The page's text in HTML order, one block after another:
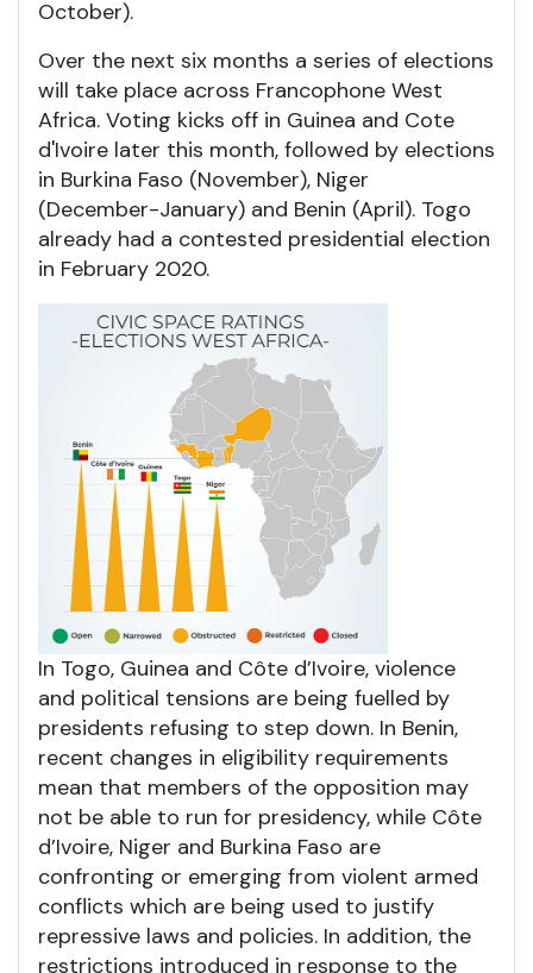
October).
Over the next six months a series of elections
will take place across Francophone West
Africa. Voting kicks off in Guinea and Cote
d'Ivoire later this month, followed by elections
in Burkina Faso (November), Niger
(December-January) and Benin (April). Togo
already had a contested presidential election
in February 2020.
In Togo, Guinea and Côte d’Ivoire, violence
and political tensions are being fuelled by
presidents refusing to step down. In Benin,
recent changes in eligibility requirements
mean that members of the opposition may
not be able to run for presidency, while Côte
d’Ivoire, Niger and Burkina Faso are
confronting or emerging from violent armed
conflicts which are being used to justify
repressive laws and policies. In addition, the
restrictions introduced in response to the